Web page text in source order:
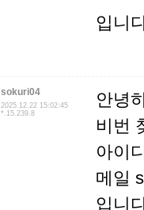
입니
sokuri04
2025.12.22 15:02:45
*.15.239.8
안녕
비번
아이
메일
입니